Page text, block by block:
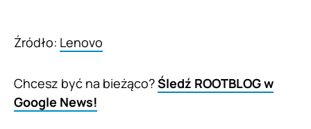
Źródło: Lenovo
Chcesz być na bieżąco?Śledź ROOTBLOG w
Google News!